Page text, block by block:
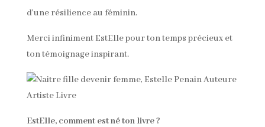
d’une résilience au féminin.
Merci infiniment EstElle pour ton temps précieux et
ton témoignage inspirant.
EstElle, comment est né ton livre ?